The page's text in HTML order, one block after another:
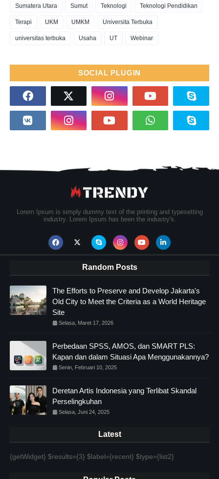
Sumatera Utara Sumut Teknologi Teknologi Pendidikan
Terapi UKM UMKM Universita Terbuka
universitas terbuka Usaha UT Webinar
SOCIAL PLUGIN
Lorem Ipsum is simply dummy text of the printing and typesetting
industry. Lorem Ipsum has been the industry's.
Random Posts
The Efforts to Preserve and Develop Jakarta's
Old City to Meet the Criteria as a World Heritage
Site
Selasa, Maret 17, 2026
Perbedaan SPSS, AMOS, dan SMART PLS:
Kapan dan dalam Situasi Apa Menggunakannya?
Senin, Februari 10, 2025
Deretan Artis Indonesia yang Terlibat Skandal
Perselingkuhan
Selasa, Juni 24, 2025
Latest
{getWidget} $results={3} $label={recent} $type={list2}